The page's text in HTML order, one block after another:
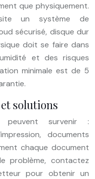
que physiquement.
un système de
sécurisé, disque dur
doit se faire dans
et des risques
minimale est de 5
solutions
peuvent survenir :
documents
chaque document
problème, contactez
pour obtenir un